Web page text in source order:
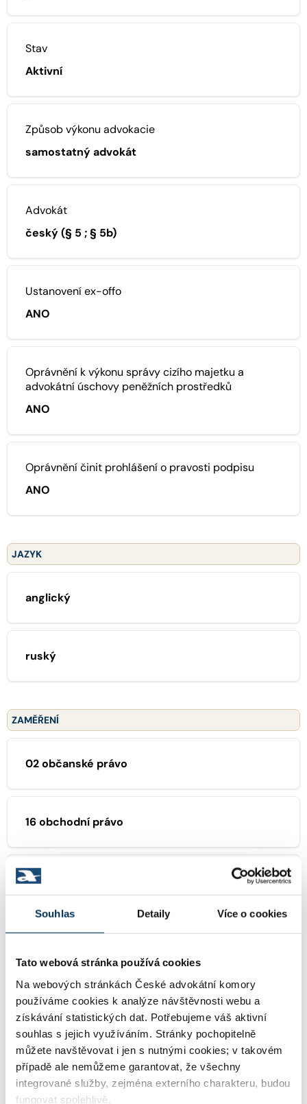
Souhlas Detaily Více o cookies
Tato webová stránka používá cookies
Na webových stránkách České advokátní komory
používáme cookies k analýze návštěvnosti webu a
získávání statistických dat. Potřebujeme váš aktivní
souhlas s jejich využíváním. Stránky pochopitelně
můžete navštěvovat i jen s nutnými cookies; v takovém
případě ale nemůžeme garantovat, že všechny
integrované služby, zejména externího charakteru, budou
fungovat spolehlivě.
Stav
Aktivní
Způsob výkonu advokacie
samostatný advokát
Advokát
český (§ 5 ; § 5b)
Ustanovení ex-offo
ANO
Oprávnění k výkonu správy cizího majetku a
advokátní úschovy peněžních prostředků
ANO
Oprávnění činit prohlášení o pravosti podpisu
ANO
JAZYK
anglický
ruský
ZAMĚŘENÍ
02 občanské právo
16 obchodní právo
23 autorské právo
29 trestní právo
KONTAKT
WWW: http://www.hhadvokati.cz